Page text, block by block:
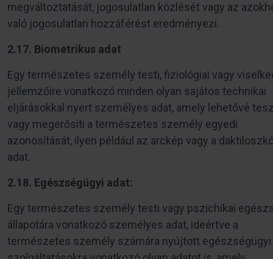
megváltoztatását, jogosulatlan közlését vagy az
való jogosulatlan hozzáférést eredményezi.
2.17. Biometrikus adat
Egy természetes személy testi, fiziológiai vagy
jellemzőire vonatkozó minden olyan sajátos technikai
eljárásokkal nyert személyes adat, amely lehetővé
vagy megerősíti a természetes személy egyedi
azonosítását, ilyen például az arckép vagy a
adat.
2.18. Egészségügyi adat:
Egy természetes személy testi vagy pszichikai
állapotára vonatkozó személyes adat, ideértve a
természetes személy számára nyújtott egészségügyi